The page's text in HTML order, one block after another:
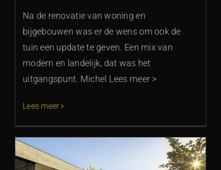
Na de renovatie van woning en
bijgebouwen was er de wens om ook de
tuin een update te geven. Een mix van
modern en landelijk, dat was het
uitgangspunt. Michel Lees meer >
Lees meer